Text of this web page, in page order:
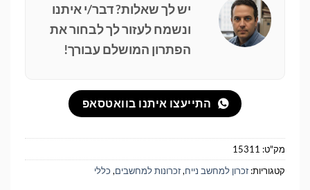
יש לך שאלות? דבר/י איתנו
ונשמח לעזור לך לבחור את
הפתרון המושלם עבורך!
התייעצו איתנו בוואטסאפ
מק"ט: 15311
קטגוריות: זכרון למחשב נייח,זכרונות למחשבים, כללי